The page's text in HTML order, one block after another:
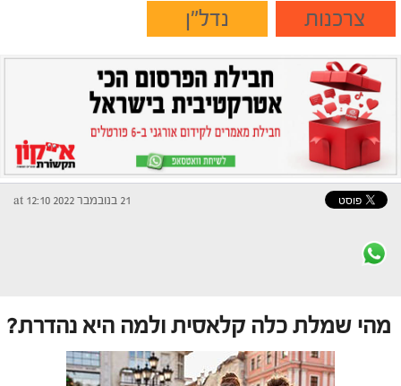
צרכנות
נדל"ן
21 בנובמבר 2022 at 12:10
מהי שמלת כלה קלאסית ולמה היא נהדרת?